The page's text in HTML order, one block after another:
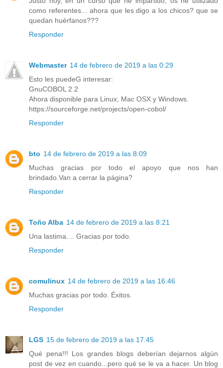
como referentes... ahora que les digo a los chicos? que se
quedan huérfanos???
Responder
Webmaster 14 de febrero de 2019 a las 0:29
Esto les puedeG interesar:
GnuCOBOL 2.2
Ahora disponible para Linux, Mac OSX y Windows.
https://sourceforge.net/projects/open-cobol/
Responder
bto 14 de febrero de 2019 a las 8:09
Muchas gracias por todo el apoyo que nos han
brindado.Van a cerrar la página?
Responder
Toño Alba 14 de febrero de 2019 a las 8:21
Una lastima.... Gracias por todo.
Responder
comulinux 14 de febrero de 2019 a las 16:46
Muchas gracias por todo. Éxitos.
Responder
LGS 15 de febrero de 2019 a las 17:45
Qué pena!!! Los grandes blogs deberían dejarnos algún
post de vez en cuando...pero qué se le va a hacer. Un blog